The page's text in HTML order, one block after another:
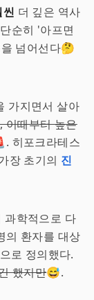
씬 더 깊은 역사
순히 '아프면
넘어선다🤔
가지면서 살아
이때부터 높은
히포크라테스
장 초기의 진
과학적으로 다
의 환자를 대상
로 정의했다.
했지만😅.